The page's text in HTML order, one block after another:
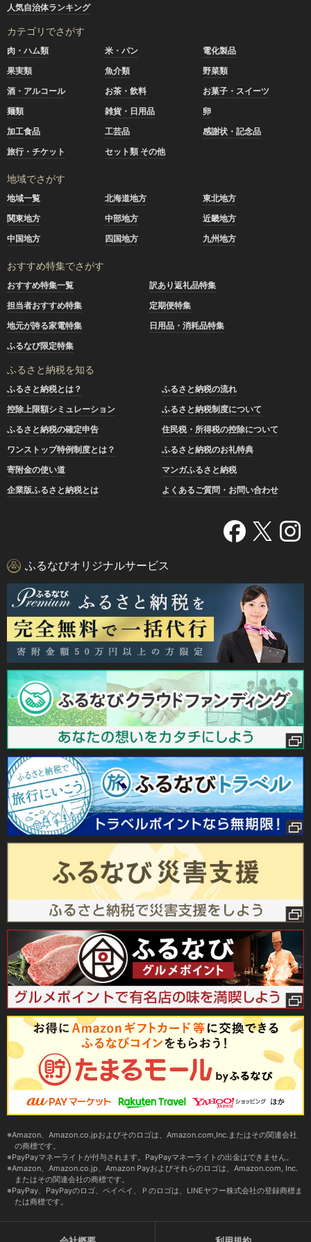
人気自治体ランキング
カテゴリでさがす
肉・ハム類 米・パン
電化製品
果実類
魚介類
野菜類
酒・アルコール
お茶・飲料
お菓子・スイーツ
麺類
雑貨・日用品
卵
加工食品
工芸品
感謝状・記念品
旅行・チケット
セット類 その他
地域でさがす
地域一覧 北海道地方
東北地方
関東地方
中部地方
近畿地方
中国地方
四国地方 九州地方
おすすめ特集でさがす
おすすめ特集一覧
訳あり返礼品特集
担当者おすすめ特集
定期便特集
地元が誇る家電特集
日用品・消耗品特集
ふるなび限定特集
ふるさと納税を知る
ふるさと納税とは？
ふるさと納税の流れ
控除上限額シミュレーション
ふるさと納税制度について
ふるさと納税の確定申告
住民税・所得税の控除について
ワンストップ特例制度とは？
ふるさと納税のお礼特典
寄附金の使い道
マンガふるさと納税
企業版ふるさと納税とは
よくあるご質問・お問い合わせ
ふるなびオリジナルサービス
Amazon、Amazon.co.jpおよびそのロゴは、Amazon.com,Inc.またはその関連会社
の商標です。
PayPayマネーライトが付与されます。PayPayマネーライトの出金はできません。
Amazon、Amazon.co.jp、Amazon Payおよびそれらのロゴは、Amazon.com, Inc.
またはその関連会社の商標です。
PayPay、PayPayのロゴ、ペイペイ、Ｐのロゴは、LINEヤフー株式会社の登録商標ま
たは商標です。